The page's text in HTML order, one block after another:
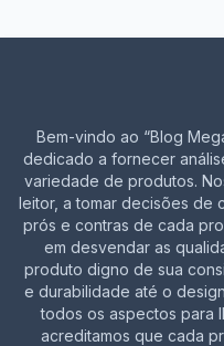
Bem-vindo ao “Blog
dedicado a fornecer
variedade de produtos.
leitor, a tomar decisões de
prós e contras de cada
em desvendar as
produto digno de sua
e durabilidade até o
todos os aspectos para
acreditamos que cada